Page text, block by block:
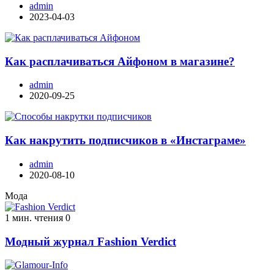
admin
2023-04-03
Как расплачиваться Айфоном в магазине?
admin
2020-09-25
Как накрутить подписчиков в «Инстаграме»
admin
2020-08-10
Мода
1 мин. чтения 0
Модный журнал Fashion Verdict